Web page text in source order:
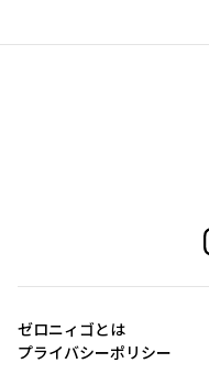
ゼロニィゴとは
プライバシーポリシー